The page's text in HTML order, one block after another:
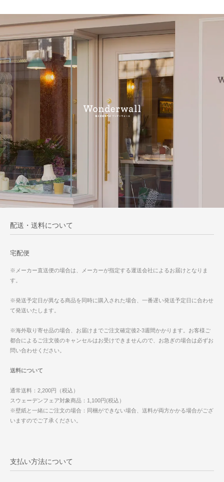
配送・送料について
宅配便
※メーカー直送便の場合は、メーカーが指定する運送会社によるお届けとなりま
す。
※発送予定日が異なる商品を同時に購入された場合、一番遅い発送予定日に合わせ
て発送いたします。
※海外取り寄せ品の場合、お届けまでご注文確定後2-3週間かかります。お客様ご
都合によるご注文後のキャンセルはお受けできませんので、お急ぎの場合は必ずお
問い合わせください。
送料について
通常送料：2,200円（税込）
スウェーデンフェア対象商品：1,100円(税込）
※壁紙と一緒にご注文の場合：同梱ができない場合、送料が両方かかる場合がござ
いますのでご了承ください。
支払い方法について